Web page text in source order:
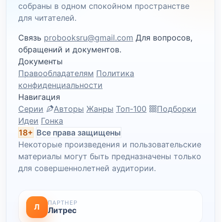
собраны в одном спокойном пространстве
для читателей.
Связь probooksru@gmail.com Для вопросов,
обращений и документов.
Документы
Правообладателям Политика
конфиденциальности
Навигация
Серии
Авторы Жанры Топ-100
Подборки
Идеи Гонка
18+ Все права защищены
Некоторые произведения и пользовательские
материалы могут быть предназначены только
для совершеннолетней аудитории.
Л ПАРТНЕР
Литрес